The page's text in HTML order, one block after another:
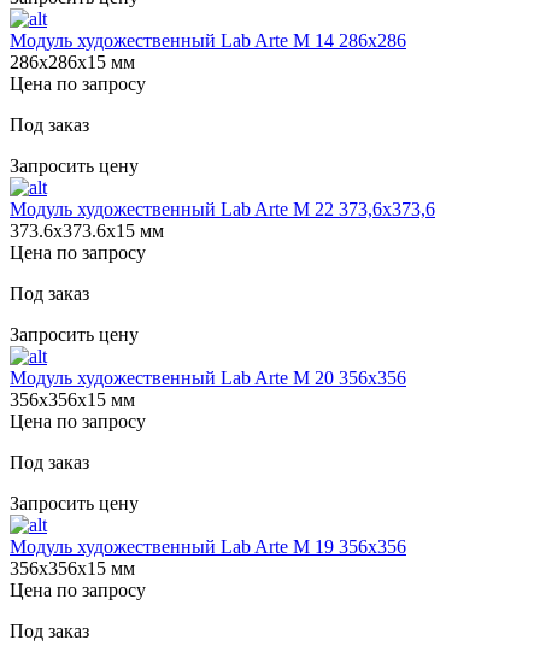
Модуль художественный Lab Arte М 14 286х286
286х286х15 мм
Цена по запросу
Под заказ
Запросить цену
Модуль художественный Lab Arte М 22 373,6х373,6
373.6х373.6х15 мм
Цена по запросу
Под заказ
Запросить цену
Модуль художественный Lab Arte М 20 356х356
356х356х15 мм
Цена по запросу
Под заказ
Запросить цену
Модуль художественный Lab Arte М 19 356х356
356х356х15 мм
Цена по запросу
Под заказ